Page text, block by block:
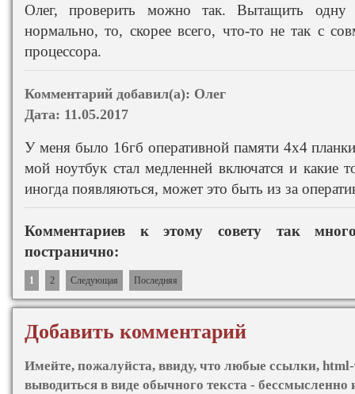
Олег, проверить можно так. Вытащить одну
нормально, то, скорее всего, что-то не так с
процессора.
Комментарий добавил(а): Олег
Дата: 11.05.2017
У меня было 16гб оперативной памяти 4х4
мой ноутбук стал медленней включатся и какие
иногда появляються, может это быть из за
Комментариев к этому совету так
постранично:
1 2 Следующая Последняя
Добавить комментарий
Имейте, пожалуйста, ввиду, что любые ссылки,
выводиться в виде обычного текста - бессмысленно